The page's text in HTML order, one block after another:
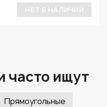
НЕТ В НАЛИЧИИ
часто ищут
Прямоугольные